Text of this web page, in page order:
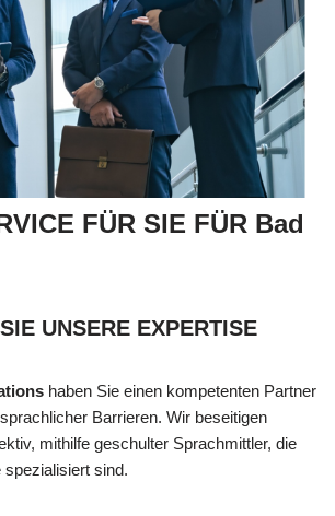
FÜR SIE FÜR Bad
UNSERE EXPERTISE
haben Sie einen kompetenten Partner
Barrieren. Wir beseitigen
mithilfe geschulter Sprachmittler, die
spezialisiert sind.